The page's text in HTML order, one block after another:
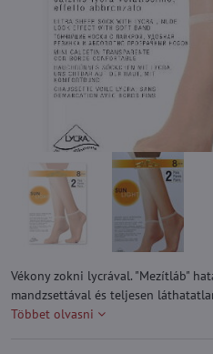
Vékony zokni lycrával. "Mezítláb"
mandzsettával és teljesen
Többet olvasni